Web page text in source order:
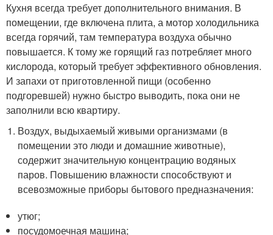
Кухня всегда требует дополнительного внимания. В
помещении, где включена плита, а мотор холодильника
всегда горячий, там температура воздуха обычно
повышается. К тому же горящий газ потребляет много
кислорода, который требует эффективного обновления.
И запахи от приготовленной пищи (особенно
подгоревшей) нужно быстро выводить, пока они не
заполнили всю квартиру.
Воздух, выдыхаемый живыми организмами (в
помещении это люди и домашние животные),
содержит значительную концентрацию водяных
паров. Повышению влажности способствуют и
всевозможные приборы бытового предназначения:
утюг;
посудомоечная машина;